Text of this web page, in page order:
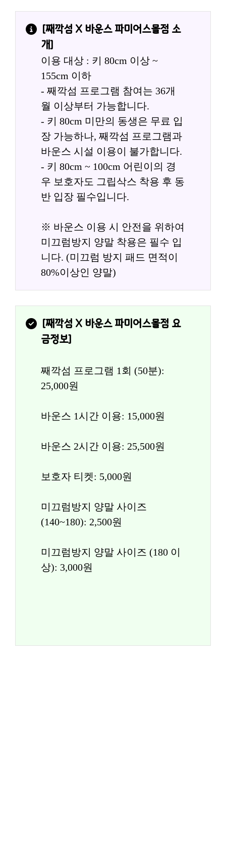
[째깍섬 X 바운스 파미어스몰점 소
개]
이용 대상 : 키 80cm 이상 ~
155cm 이하
- 째깍섬 프로그램 참여는 36개
월 이상부터 가능합니다.
- 키 80cm 미만의 동생은 무료 입
장 가능하나, 째깍섬 프로그램과
바운스 시설 이용이 불가합니다.
- 키 80cm ~ 100cm 어린이의 경
우 보호자도 그립삭스 착용 후 동
반 입장 필수입니다.
※ 바운스 이용 시 안전을 위하여
미끄럼방지 양말 착용은 필수 입
니다. (미끄럼 방지 패드 면적이
80%이상인 양말)
[째깍섬 X 바운스 파미어스몰점 요
금정보]
째깍섬 프로그램 1회 (50분):
25,000원
바운스 1시간 이용: 15,000원
바운스 2시간 이용: 25,500원
보호자 티켓: 5,000원
미끄럼방지 양말 사이즈
(140~180): 2,500원
미끄럼방지 양말 사이즈 (180 이
상): 3,000원